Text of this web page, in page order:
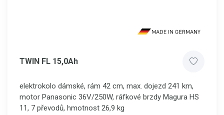
TWIN FL 15,0Ah
elektrokolo dámské, rám 42 cm, max. dojezd 241 km,
motor Panasonic 36V/250W, ráfkové brzdy Magura HS
11, 7 převodů, hmotnost 26,9 kg